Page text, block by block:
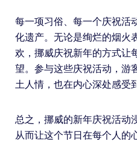
每一项习俗、每一个庆祝活
化遗产。无论是绚烂的烟火
欢，挪威庆祝新年的方式让
望。参与这些庆祝活动，游
土人情，也在内心深处感受
总之，挪威的新年庆祝活动
从而让这个节日在每个人的